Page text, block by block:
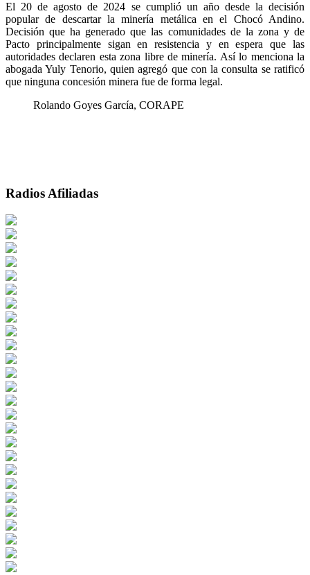
El 20 de agosto de 2024 se cumplió un año desde la decisión
popular de descartar la minería metálica en el Chocó Andino.
Decisión que ha generado que las comunidades de la zona y de
Pacto principalmente sigan en resistencia y en espera que las
autoridades declaren esta zona libre de minería. Así lo menciona la
abogada Yuly Tenorio, quien agregó que con la consulta se ratificó
que ninguna concesión minera fue de forma legal.
Rolando Goyes García, CORAPE
Radios Afiliadas